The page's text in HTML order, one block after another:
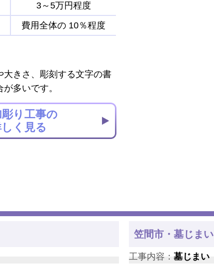
3～5万円程度
費用全体の 10％程度
きさ、彫刻する文字の書
多いです。
り工事の
く見る
笠間市・墓じまい
工事内容： 墓じまい